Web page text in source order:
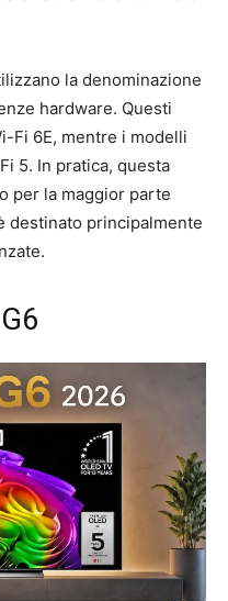
la denominazione
hardware. Questi
Fi 6E, mentre i modelli
5. In pratica, questa
per la maggior parte
destinato principalmente